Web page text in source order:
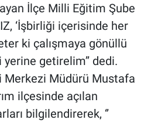
İlçe Milli Eğitim Şube
‘İşbirliği içerisinde her
ki çalışmaya gönüllü
getirelim’’ dedi.
Merkezi Müdürü Mustafa
ilçesinde açılan
bilgilendirerek, ‘’